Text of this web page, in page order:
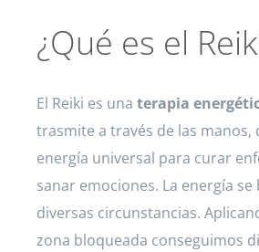
¿Qué es el
El Reiki es una terapia
trasmite a través de las manos,
energía universal para curar
sanar emociones. La energía
diversas circunstancias.
zona bloqueada conseguimos